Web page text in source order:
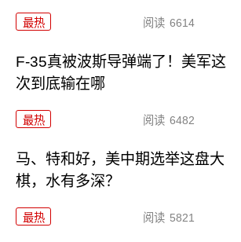
最热 阅读 6614
F-35真被波斯导弹端了！美军这
次到底输在哪
最热 阅读 6482
马、特和好，美中期选举这盘大
棋，水有多深？
最热 阅读 5821